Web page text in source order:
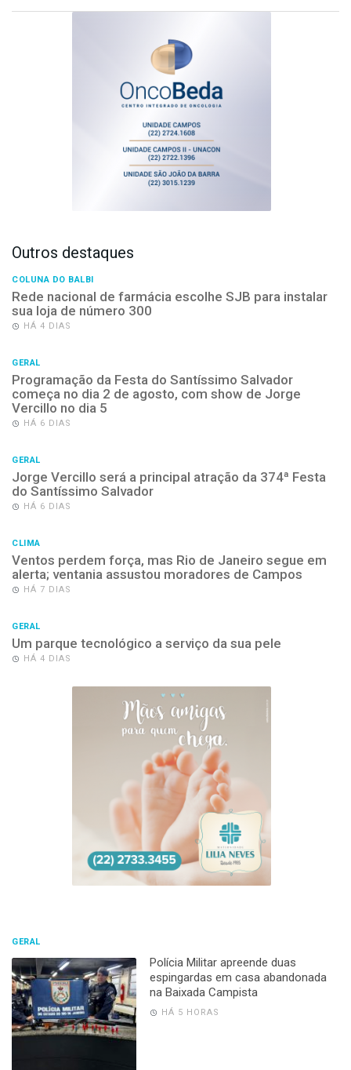
Outros destaques
COLUNA DO BALBI
Rede nacional de farmácia escolhe SJB para instalar
sua loja de número 300
HÁ 4 DIAS
GERAL
Programação da Festa do Santíssimo Salvador
começa no dia 2 de agosto, com show de Jorge
Vercillo no dia 5
HÁ 6 DIAS
GERAL
Jorge Vercillo será a principal atração da 374ª Festa
do Santíssimo Salvador
HÁ 6 DIAS
CLIMA
Ventos perdem força, mas Rio de Janeiro segue em
alerta; ventania assustou moradores de Campos
HÁ 7 DIAS
GERAL
Um parque tecnológico a serviço da sua pele
HÁ 4 DIAS
GERAL
Polícia Militar apreende duas
espingardas em casa abandonada
na Baixada Campista
HÁ 5 HORAS